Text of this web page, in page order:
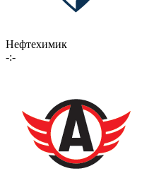
Нефтехимик
-:-